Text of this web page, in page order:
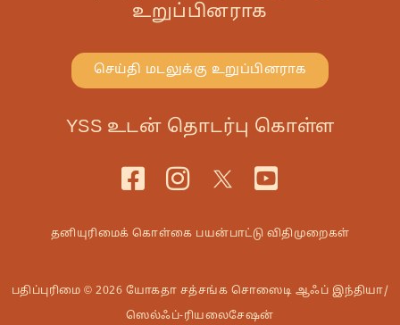
உறுப்பினராக
செய்தி மடலுக்கு உறுப்பினராக
YSS உடன் தொடர்பு கொள்ள
பதிப்புரிமை © 2026 யோகதா சத்சங்க சொஸைடி ஆஃப் இந்தியா/
ஸெல்ஃப்-ரியலைசேஷன்
தனியுரிமைக் கொள்கை பயன்பாட்டு விதிமுறைகள்